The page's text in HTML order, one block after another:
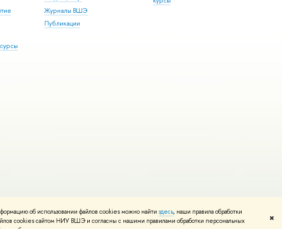
об использовании файлов cookies можно найти здесь, наши правила обработки
cookies сайтом НИУ ВШЭ и согласны с нашими правилами обработки персональных
✖
Журналы ВШЭ
Публикации
Редактору
Карта сайта